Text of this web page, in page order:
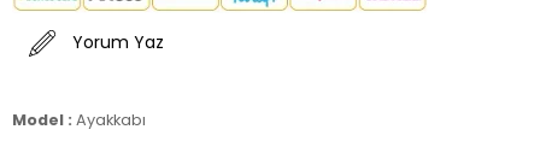
Yorum Yaz
Model : Ayakkabı